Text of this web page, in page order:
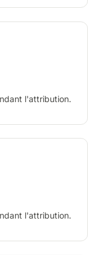
l'attribution.
l'attribution.